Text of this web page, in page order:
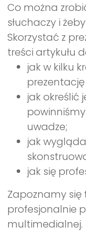
Co można
słuchaczy i
Skorzystać z
treści artykułu
jak w kilku
jak określić
uwadze;
jak
jak się
Zapoznamy się
profesjonalnie
multimedialnej.